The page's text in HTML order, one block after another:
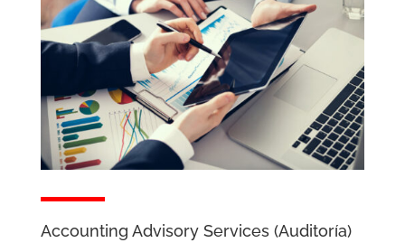
Accounting Advisory Services (Auditoría)